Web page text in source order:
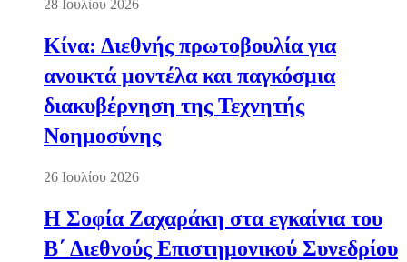
28 Ιουλίου 2026
Κίνα: Διεθνής πρωτοβουλία για
ανοικτά μοντέλα και παγκόσμια
διακυβέρνηση της Τεχνητής
Νοημοσύνης
26 Ιουλίου 2026
Η Σοφία Ζαχαράκη στα εγκαίνια του
Β΄ Διεθνούς Επιστημονικού Συνεδρίου